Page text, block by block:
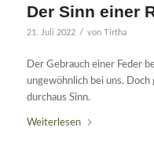
Der Sinn einer
21. Juli 2022 / von Tirtha
Der Gebrauch einer Feder
ungewöhnlich bei uns. Doch
durchaus Sinn.
Weiterlesen